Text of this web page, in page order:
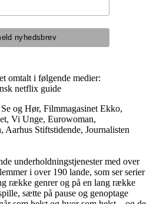
omtalt i følgende medier:
og Hør, Filmmagasinet Ekko,
Vi Unge, Eurowoman,
Aarhus Stiftstidende, Journalisten
underholdningstjenester med over
i over 190 lande, som ser serier
række genrer og på en lang række
sætte på pause og genoptage